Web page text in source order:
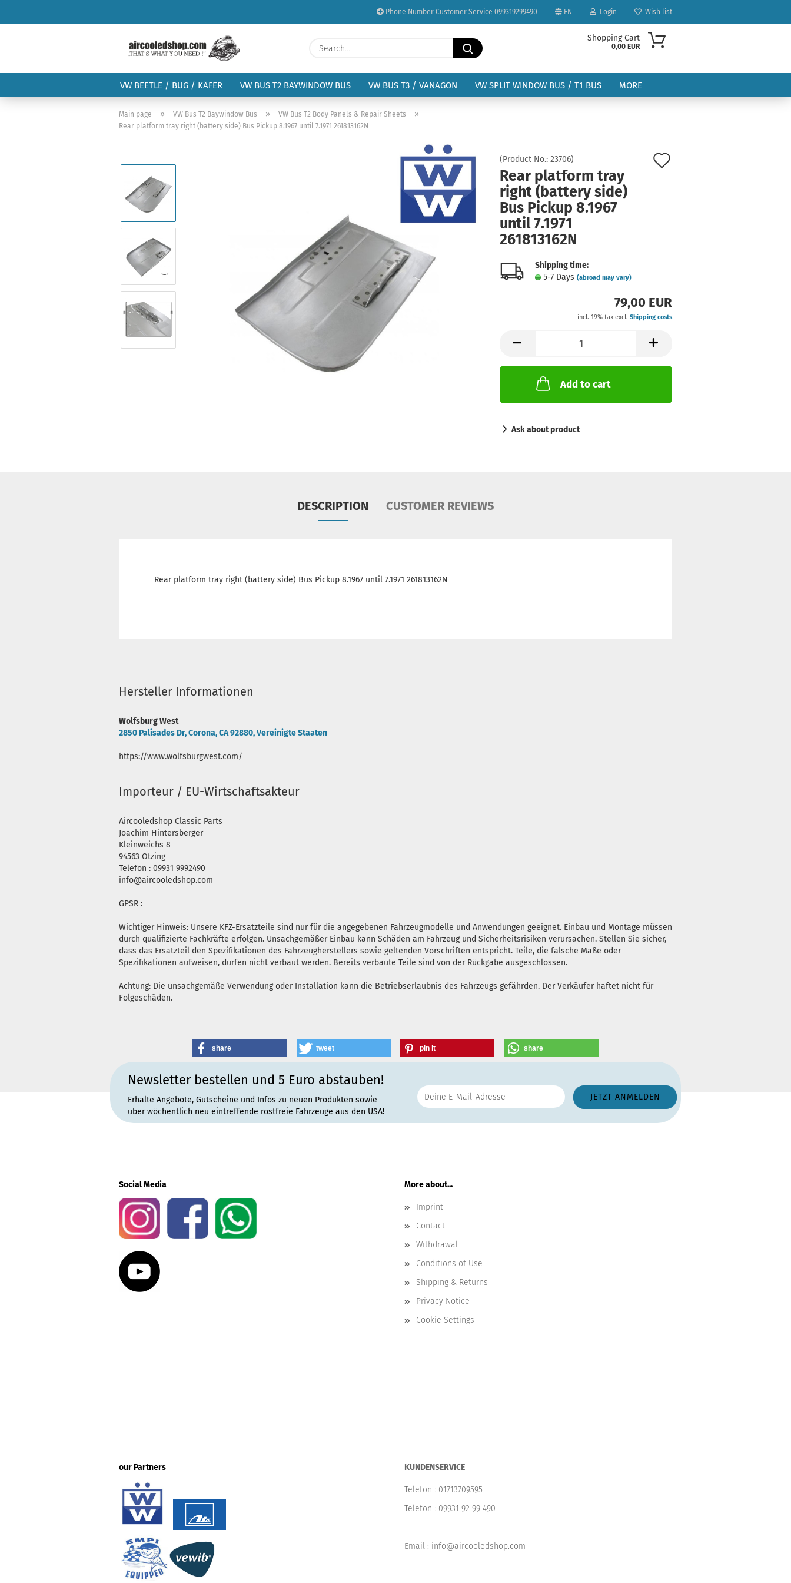
Phone Number Customer Service 099319299490 EN
Change language
Delivery country
Login
Create a new account
Forgot password?
Wish list
Search...
Shopping Cart
0,00 EUR
VW BEETLE / BUG / KÄFER VW BUS T2 BAYWINDOW BUS VW BUS T3 / VANAGON VW SPLIT WINDOW BUS / T1 BUS MORE
Main page » VW Bus T2 Baywindow Bus » VW Bus T2 Body Panels & Repair Sheets »
Rear platform tray right (battery side) Bus Pickup 8.1967 until 7.1971 261813162N
(Product No.: 23706)
Rear platform tray
right (battery side)
Bus Pickup 8.1967
until 7.1971
261813162N
Shipping time:
5-7 Days (abroad may vary)
79,00 EUR
incl. 19% tax excl. Shipping costs
Add to cart
Ask about product
DESCRIPTION CUSTOMER REVIEWS
Rear platform tray right (battery side) Bus Pickup 8.1967 until 7.1971 261813162N
Hersteller Informationen
Wolfsburg West
2850 Palisades Dr, Corona, CA 92880, Vereinigte Staaten
https://www.wolfsburgwest.com/
Importeur / EU-Wirtschaftsakteur
Aircooledshop Classic Parts
Joachim Hintersberger
Kleinweichs 8
94563 Otzing
Telefon : 09931 9992490
info@aircooledshop.com
GPSR :
Wichtiger Hinweis: Unsere KFZ-Ersatzteile sind nur für die angegebenen Fahrzeugmodelle und Anwendungen geeignet. Einbau und Montage müssen
durch qualifizierte Fachkräfte erfolgen. Unsachgemäßer Einbau kann Schäden am Fahrzeug und Sicherheitsrisiken verursachen. Stellen Sie sicher,
dass das Ersatzteil den Spezifikationen des Fahrzeugherstellers sowie geltenden Vorschriften entspricht. Teile, die falsche Maße oder
Spezifikationen aufweisen, dürfen nicht verbaut werden. Bereits verbaute Teile sind von der Rückgabe ausgeschlossen.
Achtung: Die unsachgemäße Verwendung oder Installation kann die Betriebserlaubnis des Fahrzeugs gefährden. Der Verkäufer haftet nicht für
Folgeschäden.
share tweet pin it share
Newsletter bestellen und 5 Euro abstauben!
Erhalte Angebote, Gutscheine und Infos zu neuen Produkten sowie
über wöchentlich neu eintreffende rostfreie Fahrzeuge aus den USA!
Social Media More about...
Imprint
Contact
Withdrawal
Conditions of Use
Shipping & Returns
Privacy Notice
Cookie Settings
our Partners KUNDENSERVICE
Telefon : 01713709595
Telefon : 09931 92 99 490
Email : info@aircooledshop.com